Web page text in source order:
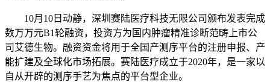
10月10日动静，深圳赛陆医疗科技无限公司颁布发表完成
数万万元B1轮融资，投资方为国内肿瘤精准诊断范畴上市公
司艾德生物。融资资金将用于全国产测序平台的注册申报、产
能扩建及全球化市场拓展。赛陆医疗成立于2020年，是一家以
自从开辟的测序手艺为焦点的平台型企业。